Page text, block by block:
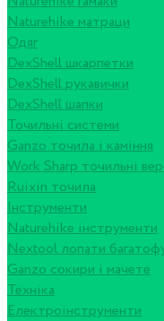
Naturehike матраци
Одяг
DexShell шкарпетки
DexShell рукавички
DexShell шапки
Точильні системи
Ganzo точила і каміння
Work Sharp точильні
Ruixin точила
Інструменти
Naturehike інструменти
Nextool лопати
Ganzo сокири і мачете
Техніка
Електроінструменти